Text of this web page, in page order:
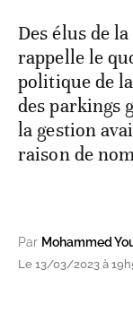
Des élus de
rappelle le
politique de
des parkings
la gestion
raison de
Par Mohammed
Le 13/03/2023 à